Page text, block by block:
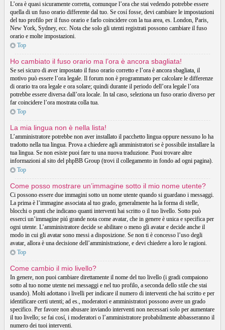
L’ora è quasi sicuramente corretta, comunque l’ora che stai vedendo potrebbe essere
quella di un fuso orario differente dal tuo. Se cosí fosse, devi cambiare le impostazioni
del tuo profilo per il fuso orario e farlo coincidere con la tua area, es. London, Paris,
New York, Sydney, ecc. Nota che solo gli utenti registrati possono cambiare il fuso
orario e molte impostazioni.
Top
Ho cambiato il fuso orario ma l’ora è ancora sbagliata!
Se sei sicuro di aver impostato il fuso orario corretto e l’ora è ancora sbagliata, il
motivo può essere l’ora legale. Il forum non è programmato per calcolare le differenze
di orario tra ora legale e ora solare; quindi durante il periodo dell’ora legale l’ora
potrebbe essere diversa dall’ora locale. In tal caso, seleziona un fuso orario diverso per
far coincidere l’ora mostrata colla tua.
Top
La mia lingua non è nella lista!
L’amministratore potrebbe non aver installato il pacchetto lingua oppure nessuno lo ha
tradotto nella tua lingua. Prova a chiedere agli amministratori se è possibile installare la
tua lingua. Se non esiste puoi fare tu una nuova traduzione. Puoi trovare altre
informazioni al sito del phpBB Group (trovi il collegamento in fondo ad ogni pagina).
Top
Come posso mostrare un’immagine sotto il mio nome utente?
Ci possono essere due immagini sotto un nome utente quando si guardano i messaggi.
La prima è l’immagine associata al tuo grado, generalmente ha la forma di stelle,
blocchi o punti che indicano quanti interventi hai scritto o il tuo livello. Sotto può
esserci un’immagine piú grande nota come avatar, che in genere è unica e specifica per
ogni utente. L’amministratore decide se abilitare o meno gli avatar e decide anche il
modo in cui gli avatar sono messi a disposizione. Se non ti è concesso l’uso degli
avatar, allora è una decisione dell’amministrazione, e devi chiedere a loro le ragioni.
Top
Come cambio il mio livello?
In genere, non puoi cambiare direttamente il nome del tuo livello (i gradi compaiono
sotto al tuo nome utente nei messaggi e nel tuo profilo, a seconda dello stile che stai
usando). Molti adottano i livelli per indicare il numero di interventi che hai scritto e per
identificare certi utenti; ad es., moderatori e amministratori possono avere un grado
specifico. Per favore non abusare inviando interventi non necessari solo per aumentare
il tuo livello; se fai cosí, i moderatori o l’amministratore probabilmente abbasseranno il
numero dei tuoi interventi.